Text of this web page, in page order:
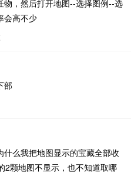
物，然后打开地图--选择图例--选
会高不少
部
么我把地图显示的宝藏全部收
2颗地图不显示，也不知道取哪